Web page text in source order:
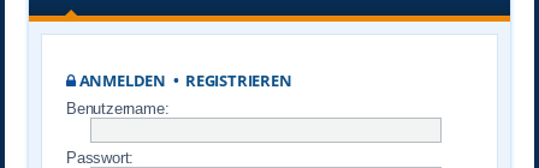
ANMELDEN • REGISTRIEREN
Benutzername:
Passwort: